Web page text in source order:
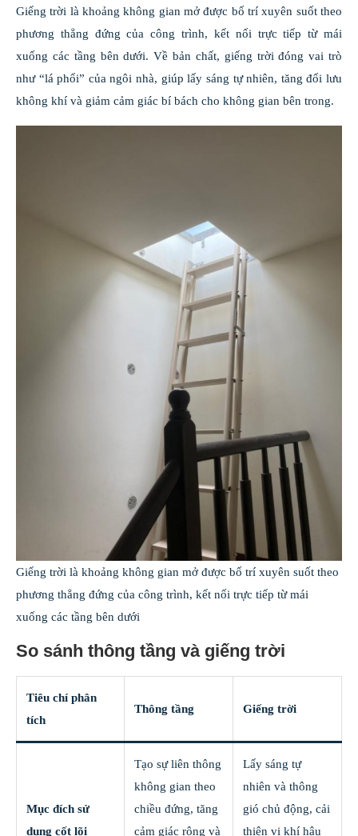
Giếng trời là khoảng không gian mở được bố trí xuyên suốt theo
phương thẳng đứng của công trình, kết nối trực tiếp từ mái
xuống các tầng bên dưới. Về bản chất, giếng trời đóng vai trò
như “lá phổi” của ngôi nhà, giúp lấy sáng tự nhiên, tăng đối lưu
không khí và giảm cảm giác bí bách cho không gian bên trong.
Giếng trời là khoảng không gian mở được bố trí xuyên suốt theo
phương thẳng đứng của công trình, kết nối trực tiếp từ mái
xuống các tầng bên dưới
So sánh thông tầng và giếng trời
Tiêu chí phân
tích
Thông tầng Giếng trời
Mục đích sử
dụng cốt lõi
Tạo sự liên thông
không gian theo
chiều đứng, tăng
cảm giác rộng và
Lấy sáng tự
nhiên và thông
gió chủ động, cải
thiện vi khí hậu